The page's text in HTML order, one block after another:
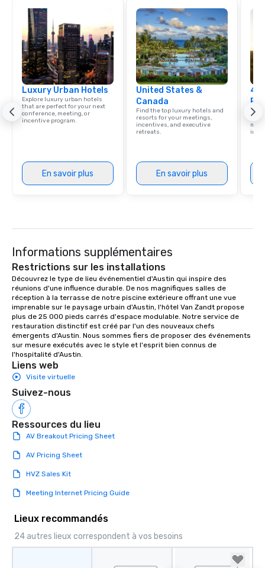
Luxury Urban Hotels
Explore luxury urban hotels
that are perfect for your next
conference, meeting, or
incentive program.
En savoir plus
United States &
Canada
Find the top luxury hotels and
resorts for your meetings,
incentives, and executive
retreats.
En savoir plus
4
Informations supplémentaires
Restrictions sur les installations
Découvrez le type de lieu événementiel d'Austin qui inspire des
réunions d'une influence durable. De nos magnifiques salles de
réception à la terrasse de notre piscine extérieure offrant une vue
imprenable sur le paysage urbain d'Austin, l'hôtel Van Zandt propose
plus de 25 000 pieds carrés d'espace modulable. Notre service de
restauration distinctif est créé par l'un des nouveaux chefs
émergents d'Austin. Nous sommes fiers de proposer des événements
sur mesure exécutés avec le style et l'esprit bien connus de
l'hospitalité d'Austin.
Liens web
Visite virtuelle
Suivez-nous
Ressources du lieu
AV Breakout Pricing Sheet
AV Pricing Sheet
HVZ Sales Kit
Meeting Internet Pricing Guide
Lieux recommandés
24 autres lieux correspondent à vos besoins